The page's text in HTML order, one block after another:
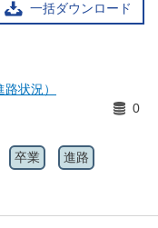
一括ダウンロード
状況）
0
卒業 進路